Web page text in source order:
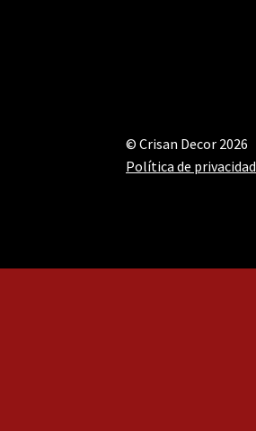
© Crisan Decor 2026
Política de privacidad